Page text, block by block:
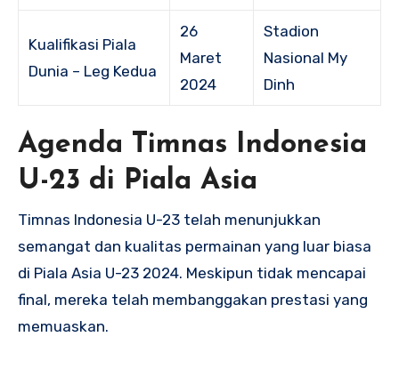
Kualifikasi Piala
Dunia – Leg Kedua
26
Maret
2024
Stadion
Nasional My
Dinh
Agenda Timnas Indonesia
U-23 di Piala Asia
Timnas Indonesia U-23 telah menunjukkan
semangat dan kualitas permainan yang luar biasa
di Piala Asia U-23 2024. Meskipun tidak mencapai
final, mereka telah membanggakan prestasi yang
memuaskan.